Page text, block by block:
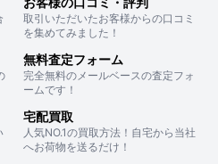
取引いただいたお客様からの口コミ
を集めてみました！
無料査定フォーム
完全無料のメールベースの査定フォ
ームです！
宅配買取
人気NO.1の買取方法！自宅から当社
へお荷物を送るだけ！